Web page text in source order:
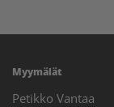
Myymälät
Petikko Vantaa